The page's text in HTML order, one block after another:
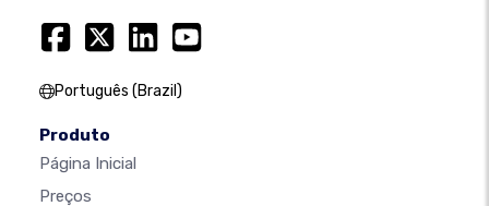
Português (Brazil)
Produto
Página Inicial
Preços